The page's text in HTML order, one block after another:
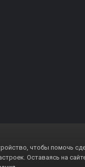
чтобы помочь
Оставаясь на